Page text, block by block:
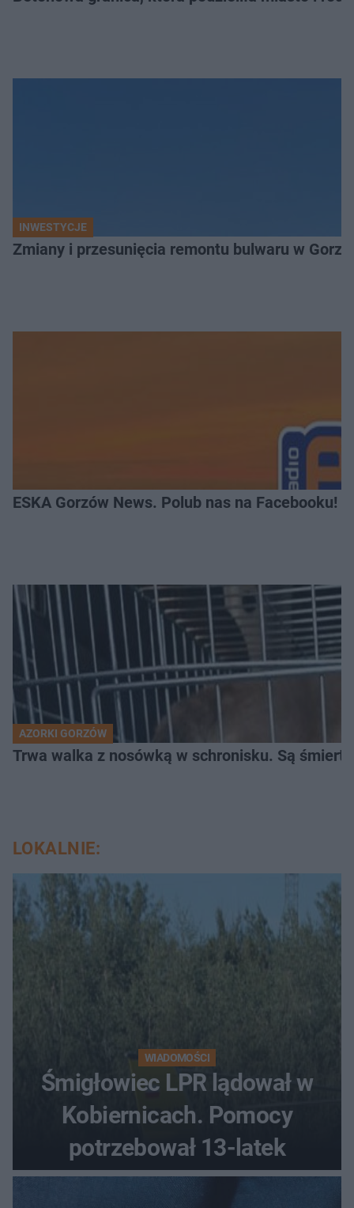
INWESTYCJE
Zmiany i przesunięcia remontu bulwaru w
ESKA Gorzów News. Polub nas na Facebooku!
AZORKI GORZÓW
Trwa walka z nosówką w schronisku. Są
LOKALNIE:
WIADOMOŚCI
Śmigłowiec LPR lądował w
Kobiernicach. Pomocy
potrzebował 13-latek